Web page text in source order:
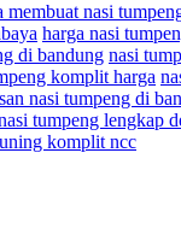
membuat nasi
harga nasi
di bandung nasi
komplit harga
nasi tumpeng di
tumpeng lengkap
komplit ncc